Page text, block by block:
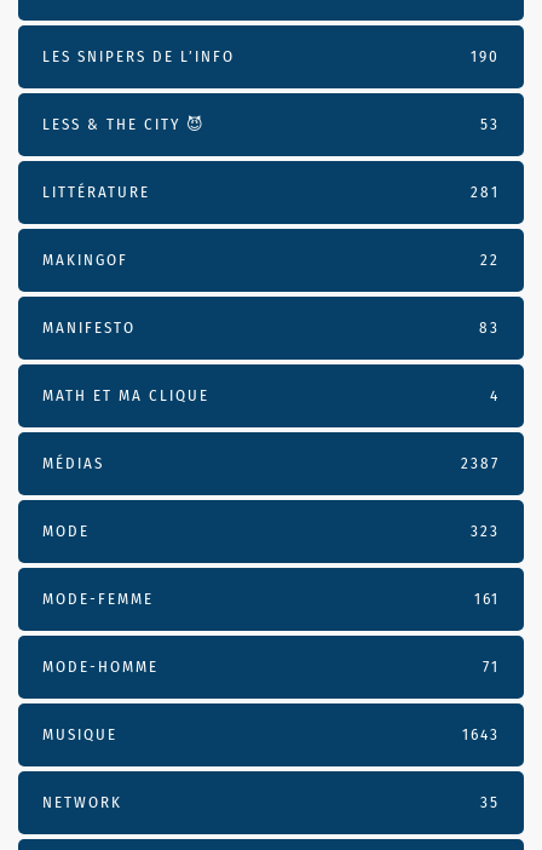
LES SNIPERS DE L’INFO 190
LESS & THE CITY 😈 53
LITTÉRATURE 281
MAKINGOF 22
MANIFESTO 83
MATH ET MA CLIQUE 4
MÉDIAS 2387
MODE 323
MODE-FEMME 161
MODE-HOMME 71
MUSIQUE 1643
NETWORK 35